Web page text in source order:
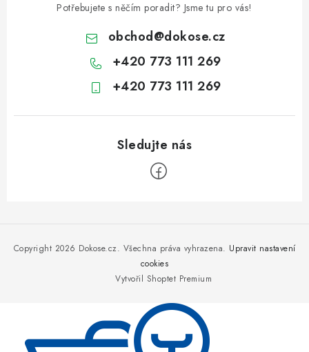
Potřebujete s něčím poradit? Jsme tu pro vás!
obchod@dokose.cz
+420 773 111 269
+420 773 111 269
Vytvořil Shoptet Premium
Copyright 2026 Dokose.cz. Všechna práva vyhrazena. Upravit nastavení
cookies